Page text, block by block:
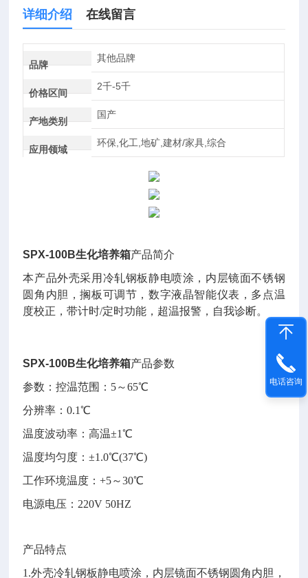
详细介绍 在线留言
品牌
其他品牌
价格区间
2千-5千
产地类别
国产
应用领域
环保,化工,地矿,建材/家具,综合
SPX-100B生化培养箱产品简介
本产品外壳采用冷轧钢板静电喷涂，内层镜面不锈钢
圆角内胆，搁板可调节，数字液晶智能仪表，多点温
度校正，带计时/定时功能，超温报警，自我诊断。
SPX-100B生化培养箱产品参数
参数：控温范围：5～65℃
分辨率：0.1℃
温度波动率：高温±1℃
温度均匀度：±1.0℃(37℃)
工作环境温度：+5～30℃
电源电压：220V 50HZ
产品特点
1.外壳冷轧钢板静电喷涂，内层镜面不锈钢圆角内胆，
电话咨询